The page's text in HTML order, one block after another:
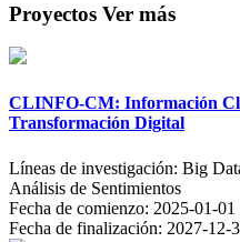
Proyectos Ver más
CLINFO-CM: Información
Transformación Digital
Líneas de investigación: Big
Análisis de Sentimientos
Fecha de comienzo: 2025-01-01
Fecha de finalización: 2027-12-